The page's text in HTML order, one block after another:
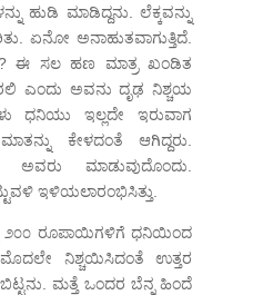
ಹುಡಿ ಮಾಡಿದ್ದನು. ಲೆಕ್ಕವನ್ನು
ಏನೋ ಅನಾಹುತವಾಗುತ್ತಿದೆ.
ಈ ಸಲ ಹಣ ಮಾತ್ರ ಖಂಡಿತ
ಎಂದು ಅವನು ದೃಢ ನಿಶ್ಚಯ
ಧನಿಯು ಇಲ್ಲದೇ ಇರುವಾಗ
ಕೇಳದಂತೆ ಆಗಿದ್ದರು.
ಅವರು ಮಾಡುವುದೊಂದು.
ಇಳಿಯಲಾರಂಭಿಸಿತ್ತು.
೨೦೦ ರೂಪಾಯಿಗಳಿಗೆ ಧನಿಯಿಂದ
ನಿಶ್ಚಯಿಸಿದಂತೆ ಉತ್ತರ
ಮತ್ತೆ ಒಂದರ ಬೆನ್ನ ಹಿಂದೆ